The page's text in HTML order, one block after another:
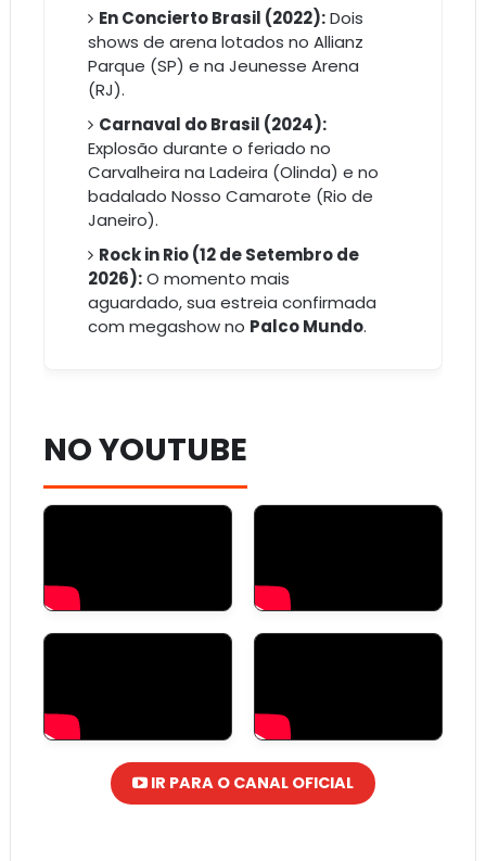
En Concierto Brasil (2022):Dois
shows de arena lotados no Allianz
Parque (SP) e na Jeunesse Arena
(RJ).
Carnaval do Brasil (2024):
Explosão durante o feriado no
Carvalheira na Ladeira (Olinda) e no
badalado Nosso Camarote (Rio de
Janeiro).
Rock in Rio (12 de Setembro de
2026):O momento mais
aguardado, sua estreia confirmada
com megashow no Palco Mundo.
NO YOUTUBE
IR PARA O CANAL OFICIAL